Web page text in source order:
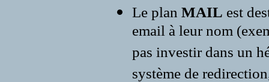
Le plan MAIL est
email à leur nom
pas investir dans un
système de